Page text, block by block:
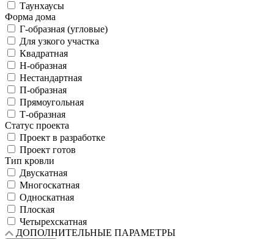
Таунхаусы
Форма дома
Г-образная (угловые)
Для узкого участка
Квадратная
Н-образная
Нестандартная
П-образная
Прямоугольная
Т-образная
Статус проекта
Проект в разработке
Проект готов
Тип кровли
Двускатная
Многоскатная
Односкатная
Плоская
Четырехскатная
ДОПОЛНИТЕЛЬНЫЕ ПАРАМЕТРЫ